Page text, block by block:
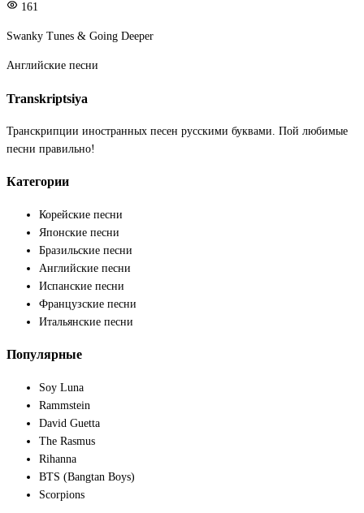
161
Swanky Tunes & Going Deeper
Английские песни
Transkriptsiya
Транскрипции иностранных песен русскими буквами. Пой любимые
песни правильно!
Категории
Корейские песни
Японские песни
Бразильские песни
Английские песни
Испанские песни
Французские песни
Итальянские песни
Популярные
Soy Luna
Rammstein
David Guetta
The Rasmus
Rihanna
BTS (Bangtan Boys)
Scorpions